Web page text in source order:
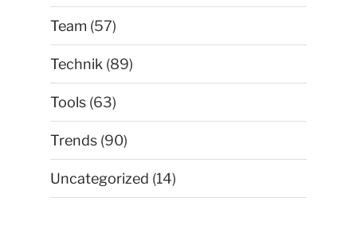
Team (57)
Technik (89)
Tools (63)
Trends (90)
Uncategorized (14)